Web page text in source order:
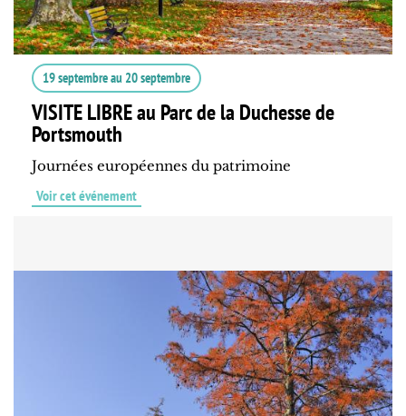
19 septembreau 20 septembre
VISITE LIBRE au Parc de la Duchesse de
Portsmouth
Journées européennes du patrimoine
Voir cet événement